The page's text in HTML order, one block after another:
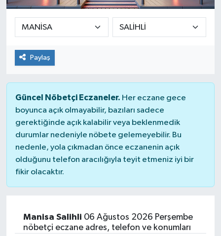
Paylaş
Güncel Nöbetçi Eczaneler. Her eczane gece
boyunca açık olmayabilir, bazıları sadece
gerektiğinde açık kalabilir veya beklenmedik
durumlar nedeniyle nöbete gelemeyebilir. Bu
nedenle, yola çıkmadan önce eczanenin açık
olduğunu telefon aracılığıyla teyit etmeniz iyi bir
fikir olacaktır.
Manisa Salihli 06 Ağustos 2026 Perşembe
nöbetçi eczane adres, telefon ve konumları
SPOR
İLÇELERİMİZ
RESMİ İLAN